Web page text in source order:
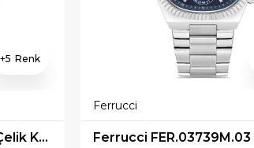
5
Ferrucci FER.03739M.01 Çelik Kordon Erkek Kol Saati
Ferrucci